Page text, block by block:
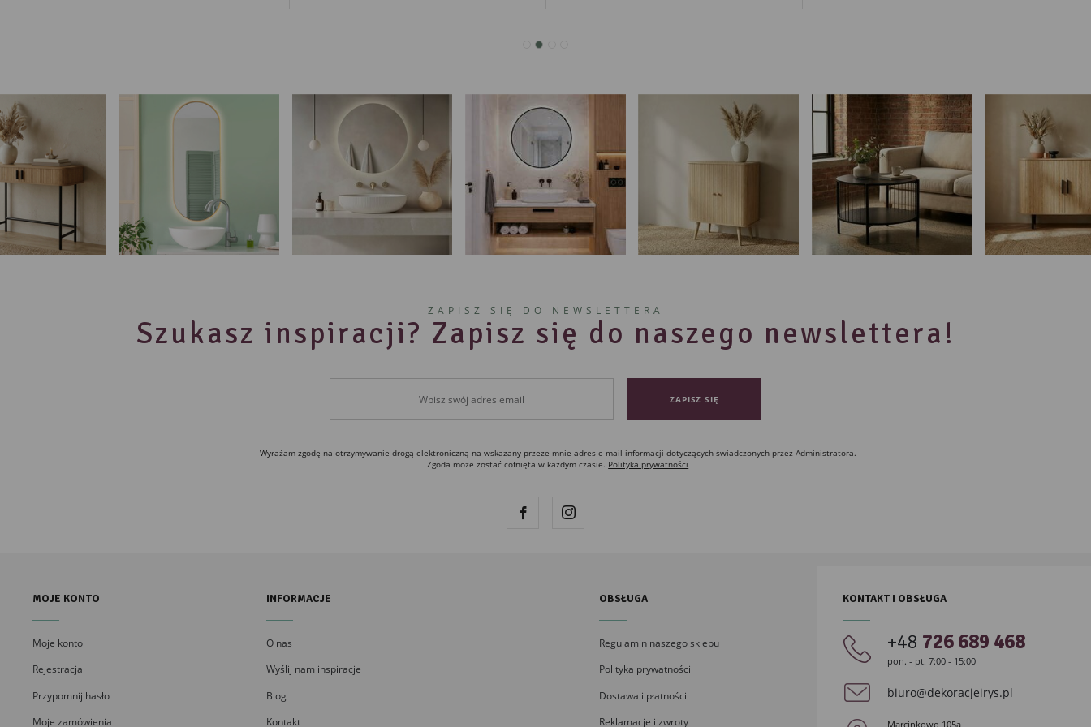
ZAPISZ SIĘ DO NEWSLETTERA
Szukasz inspiracji? Zapisz się do naszego newslettera!
Wyrażam zgodę na otrzymywanie drogą elektroniczną na wskazany przeze mnie adres e-mail informacji dotyczących świadczonych przez Administratora.
Zgoda może zostać cofnięta w każdym czasie. Polityka prywatności
MOJE KONTO
Moje konto
Rejestracja
Przypomnij hasło
Moje zamówienia
INFORMACJE
O nas
Wyślij nam inspiracje
Blog
Kontakt
OBSŁUGA
Regulamin naszego sklepu
Polityka prywatności
Dostawa i płatności
Reklamacje i zwroty
KONTAKT I OBSŁUGA
+48 726 689 468
pon. - pt. 7:00 - 15:00
biuro@dekoracjeirys.pl
Marcinkowo 105a